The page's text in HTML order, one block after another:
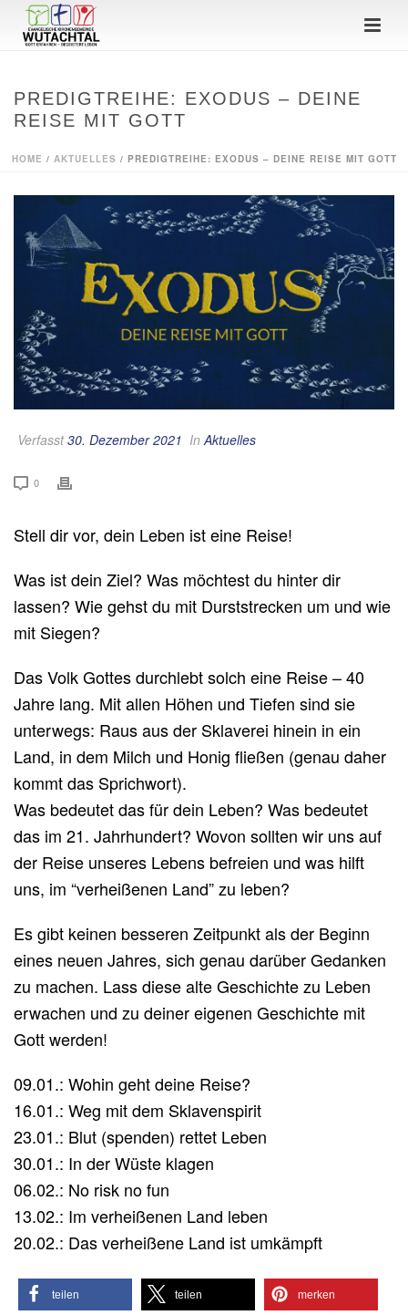
PREDIGTREIHE: EXODUS – DEINE
REISE MIT GOTT
HOME / AKTUELLES / PREDIGTREIHE: EXODUS – DEINE REISE MIT GOTT
Verfasst30. Dezember 2021 InAktuelles
0
Stell dir vor, dein Leben ist eine Reise!
Was ist dein Ziel? Was möchtest du hinter dir
lassen? Wie gehst du mit Durststrecken um und wie
mit Siegen?
Das Volk Gottes durchlebt solch eine Reise – 40
Jahre lang. Mit allen Höhen und Tiefen sind sie
unterwegs: Raus aus der Sklaverei hinein in ein
Land, in dem Milch und Honig fließen (genau daher
kommt das Sprichwort).
Was bedeutet das für dein Leben? Was bedeutet
das im 21. Jahrhundert? Wovon sollten wir uns auf
der Reise unseres Lebens befreien und was hilft
uns, im “verheißenen Land” zu leben?
Es gibt keinen besseren Zeitpunkt als der Beginn
eines neuen Jahres, sich genau darüber Gedanken
zu machen. Lass diese alte Geschichte zu Leben
erwachen und zu deiner eigenen Geschichte mit
Gott werden!
09.01.: Wohin geht deine Reise?
16.01.: Weg mit dem Sklavenspirit
23.01.: Blut (spenden) rettet Leben
30.01.: In der Wüste klagen
06.02.: No risk no fun
13.02.: Im verheißenen Land leben
20.02.: Das verheißene Land ist umkämpft
teilen teilen merken